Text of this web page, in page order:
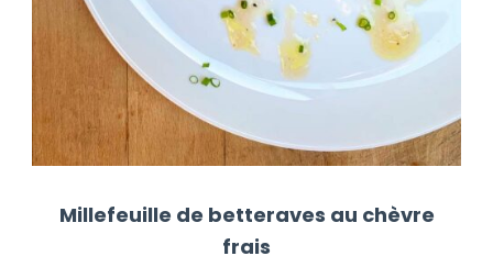
Millefeuille de betteraves au chèvre
frais